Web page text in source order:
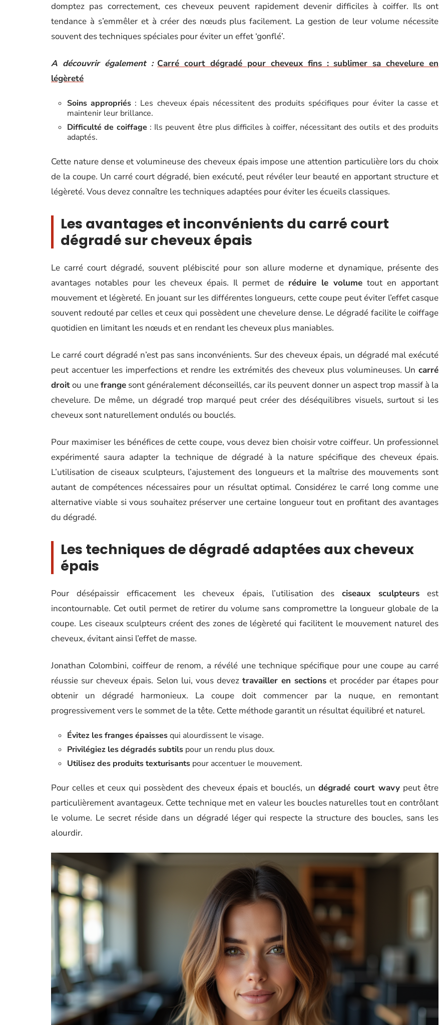
domptez pas correctement, ces cheveux peuvent rapidement devenir difficiles à coiffer. Ils ont
tendance à s’emmêler et à créer des nœuds plus facilement. La gestion de leur volume nécessite
souvent des techniques spéciales pour éviter un effet ‘gonflé’.
A découvrir également : Carré court dégradé pour cheveux fins : sublimer sa chevelure en
légèreté
Soins appropriés : Les cheveux épais nécessitent des produits spécifiques pour éviter la casse et
maintenir leur brillance.
Difficulté de coiffage : Ils peuvent être plus difficiles à coiffer, nécessitant des outils et des produits
adaptés.
Cette nature dense et volumineuse des cheveux épais impose une attention particulière lors du choix
de la coupe. Un carré court dégradé, bien exécuté, peut révéler leur beauté en apportant structure et
légèreté. Vous devez connaître les techniques adaptées pour éviter les écueils classiques.
Les avantages et inconvénients du carré court
dégradé sur cheveux épais
Le carré court dégradé, souvent plébiscité pour son allure moderne et dynamique, présente des
avantages notables pour les cheveux épais. Il permet de réduire le volume tout en apportant
mouvement et légèreté. En jouant sur les différentes longueurs, cette coupe peut éviter l’effet casque
souvent redouté par celles et ceux qui possèdent une chevelure dense. Le dégradé facilite le coiffage
quotidien en limitant les nœuds et en rendant les cheveux plus maniables.
Le carré court dégradé n’est pas sans inconvénients. Sur des cheveux épais, un dégradé mal exécuté
peut accentuer les imperfections et rendre les extrémités des cheveux plus volumineuses. Un carré
droitou unefrangesont généralement déconseillés, car ils peuvent donner un aspect trop massif à la
chevelure. De même, un dégradé trop marqué peut créer des déséquilibres visuels, surtout si les
cheveux sont naturellement ondulés ou bouclés.
Pour maximiser les bénéfices de cette coupe, vous devez bien choisir votre coiffeur. Un professionnel
expérimenté saura adapter la technique de dégradé à la nature spécifique des cheveux épais.
L’utilisation de ciseaux sculpteurs, l’ajustement des longueurs et la maîtrise des mouvements sont
autant de compétences nécessaires pour un résultat optimal. Considérez le carré long comme une
alternative viable si vous souhaitez préserver une certaine longueur tout en profitant des avantages
du dégradé.
Les techniques de dégradé adaptées aux cheveux
épais
Pour désépaissir efficacement les cheveux épais, l’utilisation des ciseaux sculpteursest
incontournable. Cet outil permet de retirer du volume sans compromettre la longueur globale de la
coupe. Les ciseaux sculpteurs créent des zones de légèreté qui facilitent le mouvement naturel des
cheveux, évitant ainsi l’effet de masse.
Jonathan Colombini, coiffeur de renom, a révélé une technique spécifique pour une coupe au carré
réussie sur cheveux épais. Selon lui, vous deveztravailler en sections et procéder par étapes pour
obtenir un dégradé harmonieux. La coupe doit commencer par la nuque, en remontant
progressivement vers le sommet de la tête. Cette méthode garantit un résultat équilibré et naturel.
Évitez les franges épaissesqui alourdissent le visage.
Privilégiez les dégradés subtils pour un rendu plus doux.
Utilisez des produits texturisants pour accentuer le mouvement.
Pour celles et ceux qui possèdent des cheveux épais et bouclés, undégradé court wavy peut être
particulièrement avantageux. Cette technique met en valeur les boucles naturelles tout en contrôlant
le volume. Le secret réside dans un dégradé léger qui respecte la structure des boucles, sans les
alourdir.